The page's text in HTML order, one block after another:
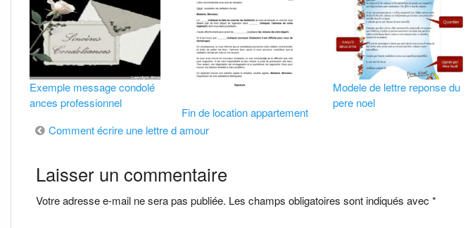
Exemple message condolé
ances professionnel
Fin de location appartement
Modele de lettre reponse du
pere noel
Navigation
de
l’article
Comment écrire une lettre d amour
Laisser un commentaire
Votre adresse e-mail ne sera pas publiée. Les champs obligatoires sont indiqués avec *